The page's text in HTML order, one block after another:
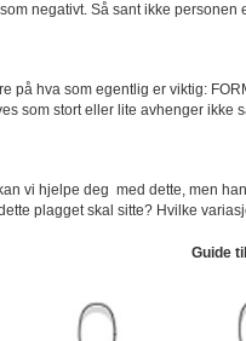
negativt. Så sant ikke
på hva som egentlig er viktig:
som stort eller lite avhenger ikke
vi hjelpe deg med dette, men
plagget skal sitte? Hvilke
Guide